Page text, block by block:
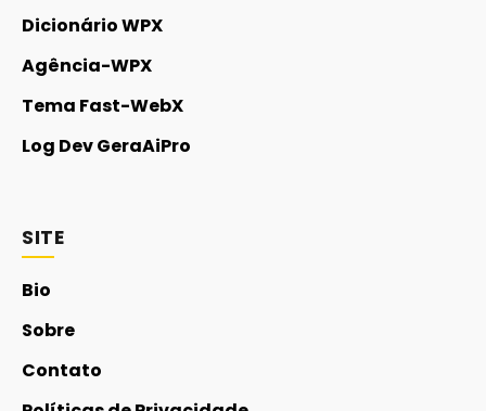
Dicionário WPX
Agência-WPX
Tema Fast-WebX
Log Dev GeraAiPro
SITE
Bio
Sobre
Contato